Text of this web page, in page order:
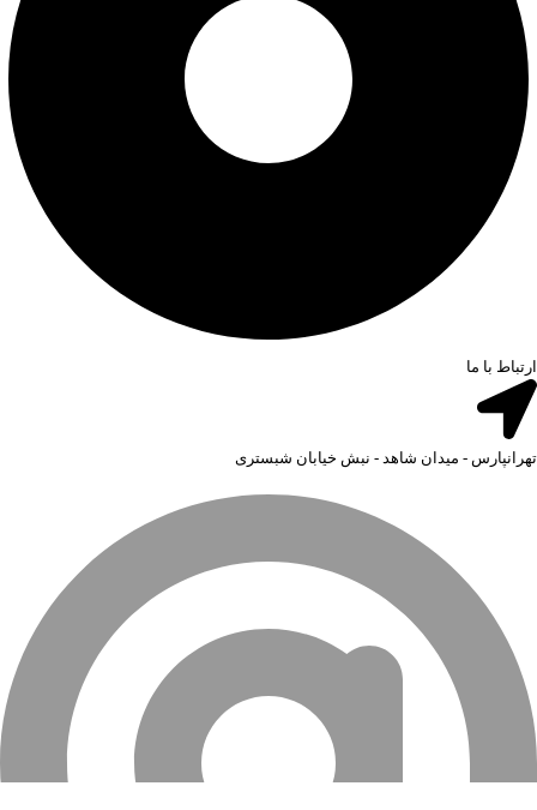
ارتباط با ما
تهرانپارس - میدان شاهد - نبش خیابان شبستری